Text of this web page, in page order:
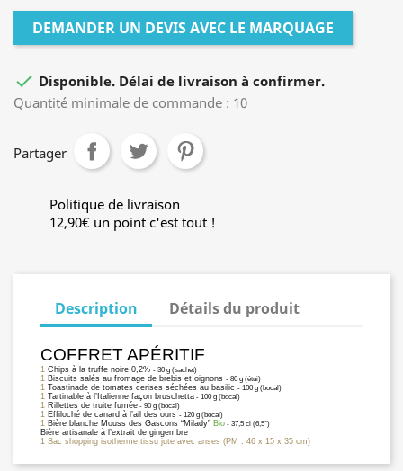
DEMANDER UN DEVIS AVEC LE MARQUAGE
 Disponible. Délai de livraison à confirmer.
Quantité minimale de commande : 10
Partager
Politique de livraison
12,90€ un point c'est tout !
Description Détails du produit
COFFRET APÉRITIF
1 Chips à la truffe noire 0,2% - 30 g (sachet)
1 Biscuits salés au fromage de brebis et oignons - 80 g (étui)
1 Toastinade de tomates cerises séchées au basilic - 100 g (bocal)
1 Tartinable à l’Italienne façon bruschetta - 100 g (bocal)
1 Rillettes de truite fumée - 90 g (bocal)
1 Effiloché de canard à l’ail des ours - 120 g (bocal)
1 Bière blanche Mouss des Gascons “Milady” Bio - 37,5 cl (6,5°)
Bière artisanale à l’extrait de gingembre
1 Sac shopping isotherme tissu jute avec anses (PM : 46 x 15 x 35 cm)